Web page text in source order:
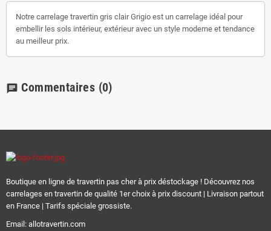
Notre carrelage travertin gris clair Grigio est un carrelage idéal pour
embellir les sols intérieur, extérieur avec un style moderne et tendance
au meilleur prix.
chat Commentaires (0)
Boutique en ligne de travertin pas cher à prix déstockage ! Découvrez nos
carrelages en travertin de qualité 1er choix à prix discount | Livraison partout
en France | Tarifs spéciale grossiste.
Email: allotravertin.com